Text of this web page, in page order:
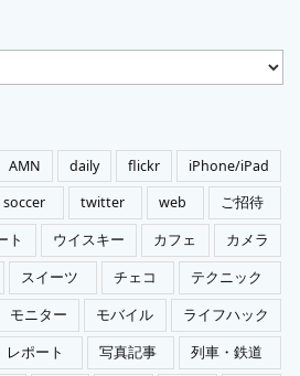
AMN daily flickr
iPhone/iPad
soccer twitter web
ご招待
ト ウイスキー カフェ
カメラ
スイーツ チェコ
テクニック
モニター モバイル
ライフハック
レポート 写真記事
列車・鉄道